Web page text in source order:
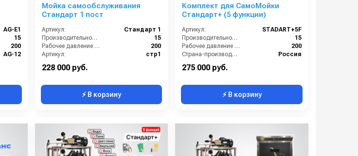
AG-E1
15
200
AG-12
Мойка самообслуживания
Стандарт 1 пост
Артикул:
Стандарт 1
Производительность (л/мин):
15
Рабочее давление (бар):
200
Артикул:
стр1
228 000 руб.
⚡ В корзину
Комплект для СамоМойки
Стандарт+ (5 функции)
Артикул:
STADART+5F
Производительность (л/мин):
15
Рабочее давление (бар):
200
Страна-производитель:
Россия
275 000 руб.
⚡ В корзину